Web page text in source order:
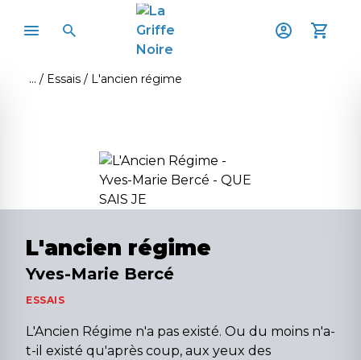
Essais L'ancien régime
L'ancien régime
Yves-Marie Bercé
ESSAIS
L'Ancien Régime n'a pas existé. Ou du moins n'a-
t-il existé qu'après coup, aux yeux des